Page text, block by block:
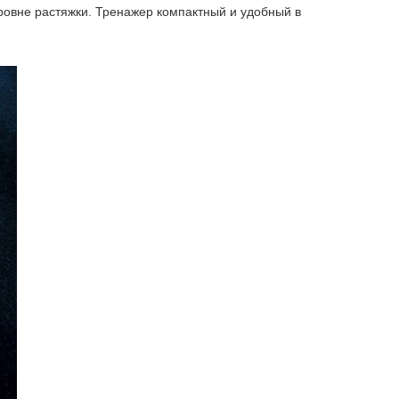
растяжки. Тренажер компактный и удобный в